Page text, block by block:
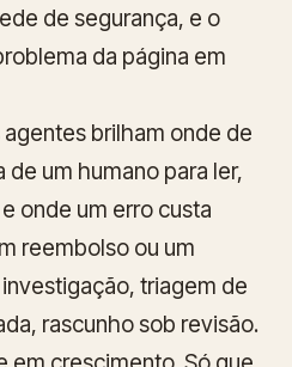
de segurança, e o
da página em
brilham onde de
um humano para ler,
onde um erro custa
reembolso ou um
triagem de
rascunho sob revisão.